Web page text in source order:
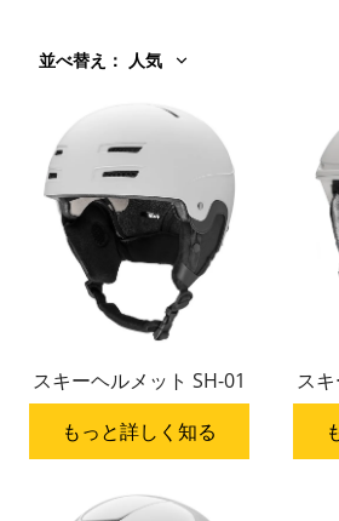
並べ替え ： 人気
スキーヘルメット SH-01
もっと詳しく知る
ス